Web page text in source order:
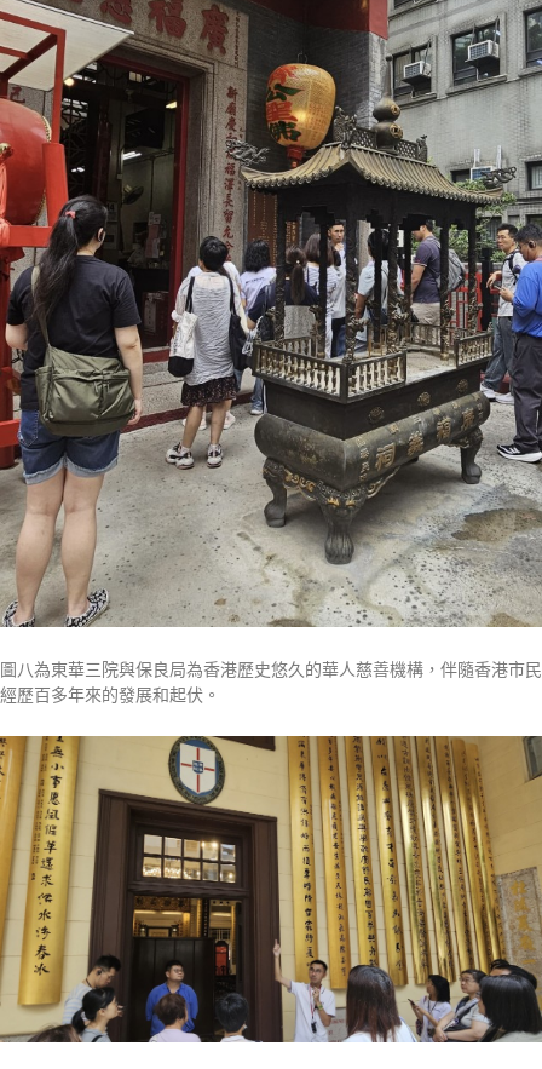
圖八為東華三院與保良局為香港歷史悠久的華人慈善機構，伴隨香港市民
經歷百多年來的發展和起伏。